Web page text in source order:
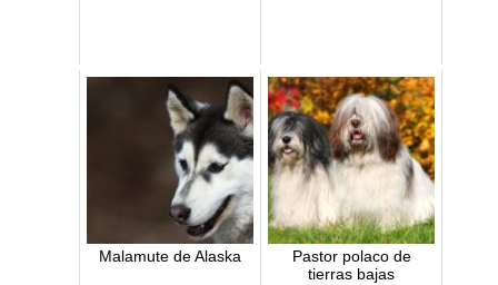
Malamute de Alaska
Pastor polaco de
tierras bajas